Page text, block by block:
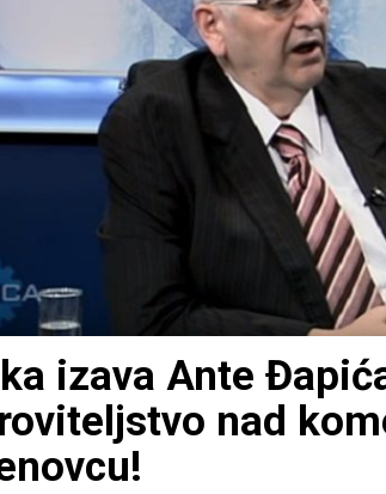
izava Ante
nad